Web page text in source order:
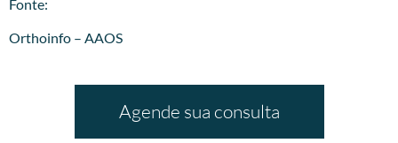
Fonte:
Orthoinfo – AAOS
Agende sua consulta